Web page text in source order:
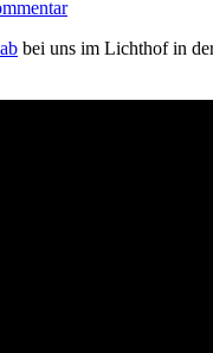
bei uns im Lichthof in